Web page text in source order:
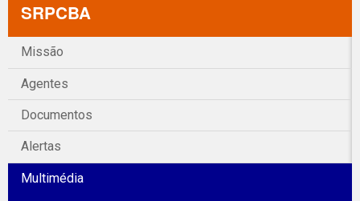
SRPCBA
Missão
Agentes
Documentos
Alertas
Multimédia